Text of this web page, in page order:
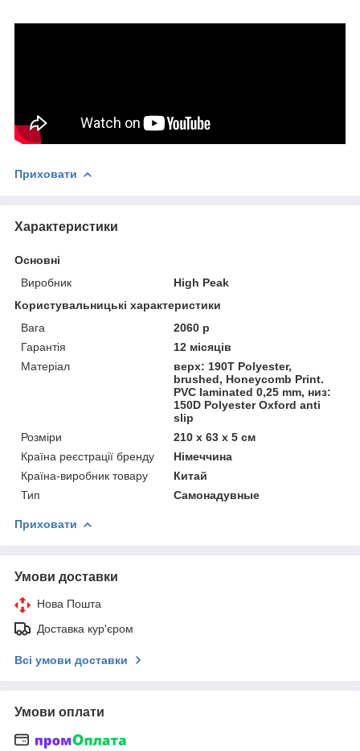
Приховати
Характеристики
Основні
Виробник
High Peak
Користувальницькі характеристики
Вага
2060 р
Гарантія
12 місяців
Матеріал
верх: 190T Polyester,
brushed, Honeycomb Print.
PVC laminated 0,25 mm, низ:
150D Polyester Oxford anti
slip
Розміри
210 х 63 х 5 см
Країна реєстрації бренду
Німеччина
Країна-виробник товару
Китай
Тип
Самонадувные
Приховати
Умови доставки
Нова Пошта
Доставка кур'єром
Всі умови доставки
Умови оплати